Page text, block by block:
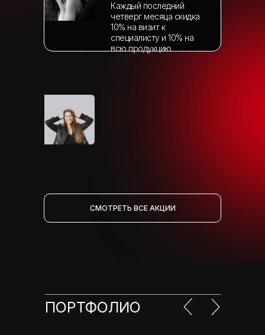
СМОТРЕТЬ ВСЕ АКЦИИ
Каждый последний
четверг месяца скидка
10% на визит к
специалисту и 10% на
всю продукцию
ПОРТФОЛИО